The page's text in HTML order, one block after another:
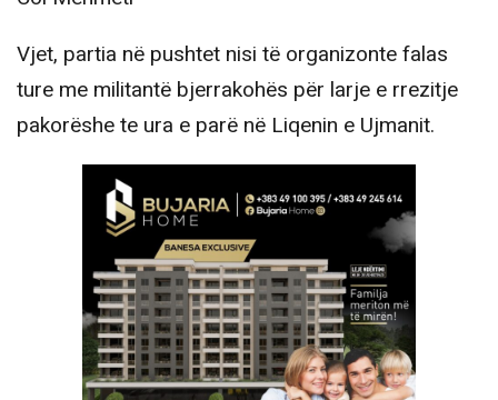
Vjet, partia në pushtet nisi të organizonte falas
ture me militantë bjerrakohës për larje e rrezitje
pakorëshe te ura e parë në Liqenin e Ujmanit.